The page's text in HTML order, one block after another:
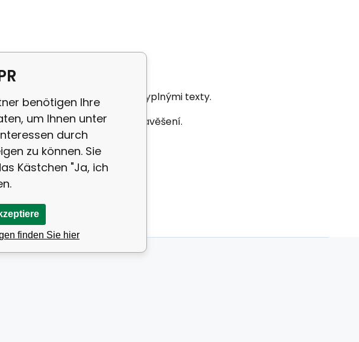
romantickou plaketku s láskyplnými texty.
jsou opatřeny stuhou pro zavěšení.
benötigen Ihre
um Ihnen unter
durch
zu können. Sie
Kästchen "Ja, ich
finden Sie hier